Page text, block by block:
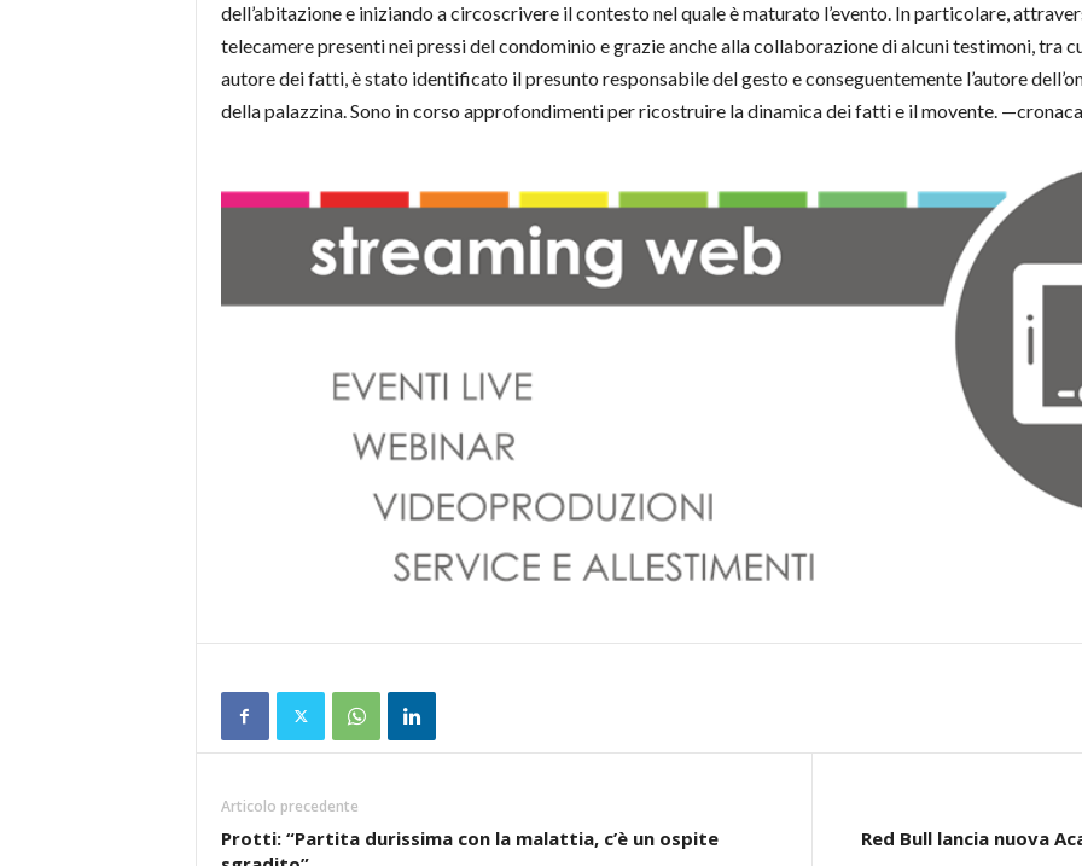
dell’abitazione e iniziando a circoscrivere il contesto nel quale è maturato l’evento. In particolare,
telecamere presenti nei pressi del condominio e grazie anche alla collaborazione di alcuni testimoni, tra
autore dei fatti, è stato identificato il presunto responsabile del gesto e conseguentemente l’autore
della palazzina. Sono in corso approfondimenti per ricostruire la dinamica dei fatti e il movente.
Articolo precedente
Protti: “Partita durissima con la malattia, c’è un ospite
Red Bull lancia nuova